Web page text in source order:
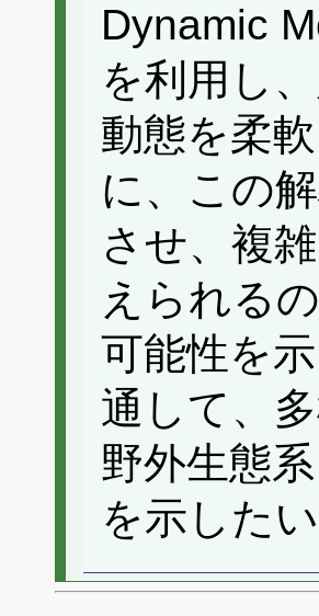
Dynamic
を利用し
動態を柔
に、この
させ、複
えられる
可能性を
通して、
野外生態
を示したい